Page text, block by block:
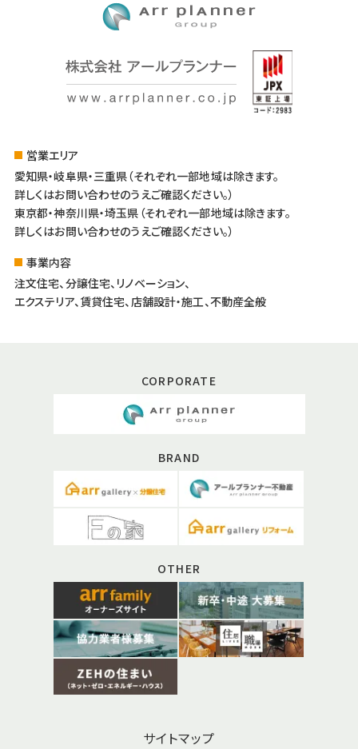
営業エリア
愛知県・岐阜県・三重県（それぞれ一部地域は除きます。
詳しくはお問い合わせのうえご確認ください。）
東京都・神奈川県・埼玉県（それぞれ一部地域は除きます。
詳しくはお問い合わせのうえご確認ください。）
事業内容
注文住宅、分譲住宅、リノベーション、
エクステリア、賃貸住宅、店舗設計・施工、不動産全般
CORPORATE
BRAND
OTHER
サイトマップ